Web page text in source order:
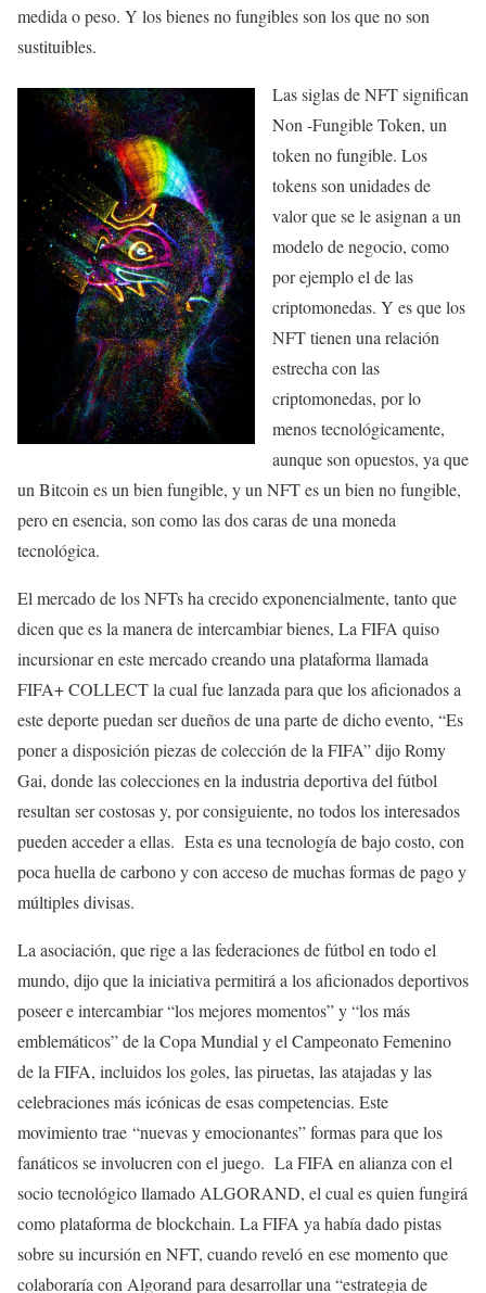
medida o peso. Y los bienes no fungibles son los que no son
sustituibles.
Las siglas de NFT significan
Non -Fungible Token, un
token no fungible. Los
tokens son unidades de
valor que se le asignan a un
modelo de negocio, como
por ejemplo el de las
criptomonedas. Y es que los
NFT tienen una relación
estrecha con las
criptomonedas, por lo
menos tecnológicamente,
aunque son opuestos, ya que
un Bitcoin es un bien fungible, y un NFT es un bien no fungible,
pero en esencia, son como las dos caras de una moneda
tecnológica.
El mercado de los NFTs ha crecido exponencialmente, tanto que
dicen que es la manera de intercambiar bienes, La FIFA quiso
incursionar en este mercado creando una plataforma llamada
FIFA+ COLLECT la cual fue lanzada para que los aficionados a
este deporte puedan ser dueños de una parte de dicho evento, “Es
poner a disposición piezas de colección de la FIFA” dijo Romy
Gai, donde las colecciones en la industria deportiva del fútbol
resultan ser costosas y, por consiguiente, no todos los interesados
pueden acceder a ellas. Esta es una tecnología de bajo costo, con
poca huella de carbono y con acceso de muchas formas de pago y
múltiples divisas.
La asociación, que rige a las federaciones de fútbol en todo el
mundo, dijo que la iniciativa permitirá a los aficionados deportivos
poseer e intercambiar “los mejores momentos” y “los más
emblemáticos” de la Copa Mundial y el Campeonato Femenino
de la FIFA, incluidos los goles, las piruetas, las atajadas y las
celebraciones más icónicas de esas competencias. Este
movimiento trae “nuevas y emocionantes” formas para que los
fanáticos se involucren con el juego. La FIFA en alianza con el
socio tecnológico llamado ALGORAND, el cual es quien fungirá
como plataforma de blockchain. La FIFA ya había dado pistas
sobre su incursión en NFT, cuando reveló en ese momento que
colaboraría con Algorand para desarrollar una “estrategia de